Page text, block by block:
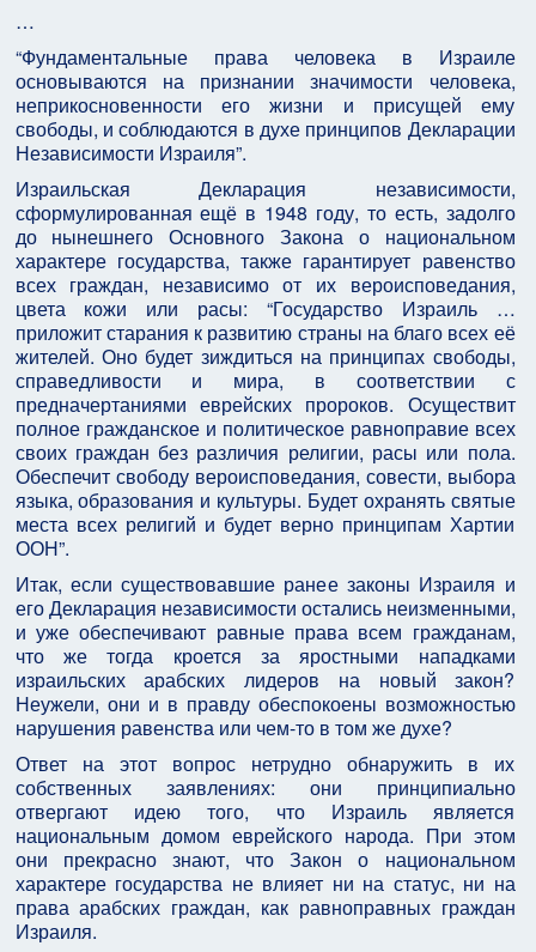
…
“Фундаментальные права человека в Израиле
основываются на признании значимости человека,
неприкосновенности его жизни и присущей ему
свободы, и соблюдаются в духе принципов Декларации
Независимости Израиля”.
Израильская Декларация независимости,
сформулированная ещё в 1948 году, то есть, задолго
до нынешнего Основного Закона о национальном
характере государства, также гарантирует равенство
всех граждан, независимо от их вероисповедания,
цвета кожи или расы: “Государство Израиль …
приложит старания к развитию страны на благо всех её
жителей. Оно будет зиждиться на принципах свободы,
справедливости и мира, в соответствии с
предначертаниями еврейских пророков. Осуществит
полное гражданское и политическое равноправие всех
своих граждан без различия религии, расы или пола.
Обеспечит свободу вероисповедания, совести, выбора
языка, образования и культуры. Будет охранять святые
места всех религий и будет верно принципам Хартии
ООН”.
Итак, если существовавшие ранее законы Израиля и
его Декларация независимости остались неизменными,
и уже обеспечивают равные права всем гражданам,
что же тогда кроется за яростными нападками
израильских арабских лидеров на новый закон?
Неужели, они и в правду обеспокоены возможностью
нарушения равенства или чем-то в том же духе?
Ответ на этот вопрос нетрудно обнаружить в их
собственных заявлениях: они принципиально
отвергают идею того, что Израиль является
национальным домом еврейского народа. При этом
они прекрасно знают, что Закон о национальном
характере государства не влияет ни на статус, ни на
права арабских граждан, как равноправных граждан
Израиля.